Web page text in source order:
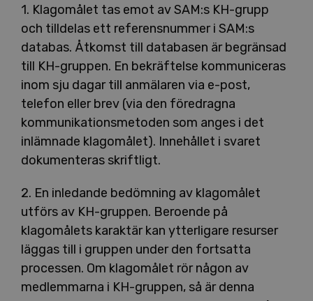
1. Klagomålet tas emot av SAM:s KH-grupp
och tilldelas ett referensnummer i SAM:s
databas. Åtkomst till databasen är begränsad
till KH-gruppen. En bekräftelse kommuniceras
inom sju dagar till anmälaren via e-post,
telefon eller brev (via den föredragna
kommunikationsmetoden som anges i det
inlämnade klagomålet). Innehållet i svaret
dokumenteras skriftligt.
2. En inledande bedömning av klagomålet
utförs av KH-gruppen. Beroende på
klagomålets karaktär kan ytterligare resurser
läggas till i gruppen under den fortsatta
processen. Om klagomålet rör någon av
medlemmarna i KH-gruppen, så är denna